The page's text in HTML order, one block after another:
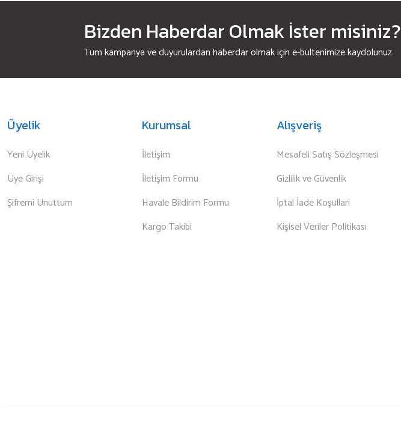
Bizden Haberdar Olmak İster misiniz?
Tüm kampanya ve duyurulardan haberdar olmak için e-bültenimize kaydolunuz.
Üyelik
Yeni Üyelik
Üye Girişi
Şifremi Unuttum
Kurumsal
İletişim
İletişim Formu
Havale Bildirim Formu
Kargo Takibi
Alışveriş
Mesafeli Satış Sözleşmesi
Gizlilik ve Güvenlik
İptal İade Koşullari
Kişisel Veriler Politikası